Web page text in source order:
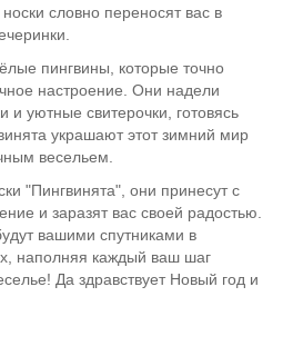
словно переносят вас в
пингвины, которые точно
настроение. Они надели
и уютные свитерочки, готовясь
украшают этот зимний мир
весельем.
"Пингвинята", они принесут с
и заразят вас своей радостью.
вашими спутниками в
наполняя каждый ваш шаг
Да здравствует Новый год и